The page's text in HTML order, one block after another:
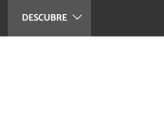
DESCUBRE